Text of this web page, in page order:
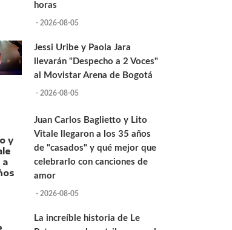
horas
- 2026-08-05
Jessi Uribe y Paola Jara
llevarán "Despecho a 2 Voces"
al Movistar Arena de Bogotá
- 2026-08-05
Juan Carlos Baglietto y Lito
Vitale llegaron a los 35 años
de "casados" y qué mejor que
celebrarlo con canciones de
amor
- 2026-08-05
La increíble historia de Le